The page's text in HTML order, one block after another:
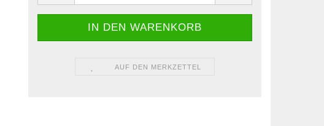
AUF DEN MERKZETTEL